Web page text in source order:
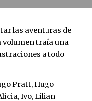
las aventuras de
volumen traía una
a todo
Pratt, Hugo
Ivo, Lilian